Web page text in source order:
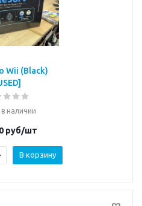
Wii (Black)
в наличии
руб/шт
В корзину